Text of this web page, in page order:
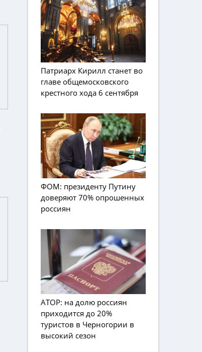
Патриарх Кирилл станет во
главе общемосковского
крестного хода 6 сентября
ФОМ: президенту Путину
доверяют 70% опрошенных
россиян
АТОР: на долю россиян
приходится до 20%
туристов в Черногории в
высокий сезон